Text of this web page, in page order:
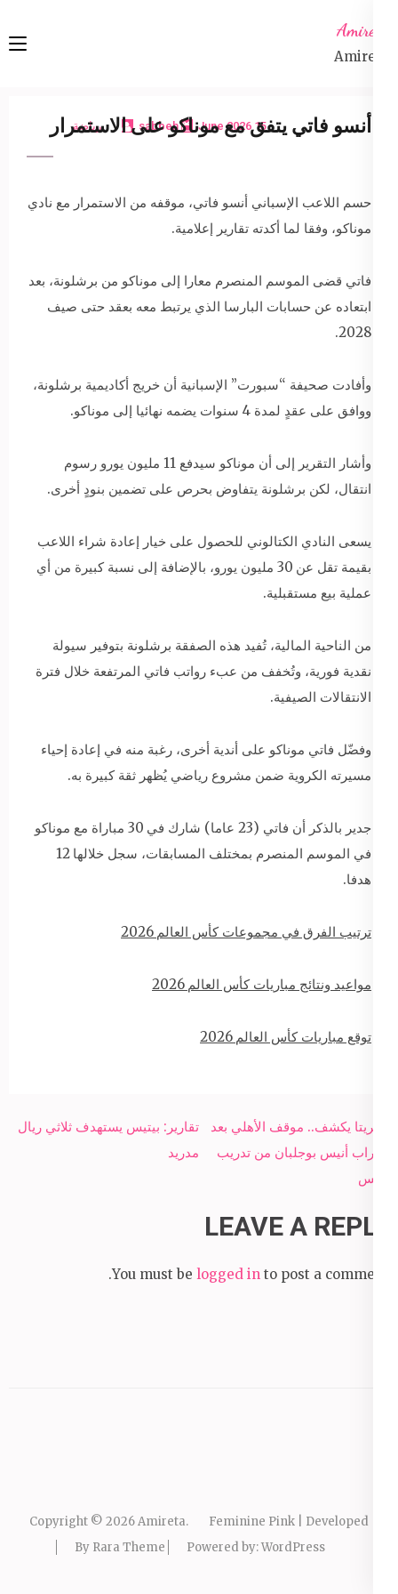
content
Enter)
Amireta
Amireta
15 June 2026
sabbeh رياضة
أنسو فاتي يتفق مع موناكو على الاستمرار
حسم اللاعب الإسباني أنسو فاتي، موقفه من الاستمرار مع نادي
موناكو، وفقا لما أكدته تقارير إعلامية.
فاتي قضى الموسم المنصرم معارا إلى موناكو من برشلونة، بعد
ابتعاده عن حسابات البارسا الذي يرتبط معه بعقد حتى صيف
2028.
وأفادت صحيفة “سبورت” الإسبانية أن خريج أكاديمية برشلونة،
ووافق على عقدٍ لمدة 4 سنوات يضمه نهائيا إلى موناكو.
وأشار التقرير إلى أن موناكو سيدفع 11 مليون يورو رسوم
انتقال، لكن برشلونة يتفاوض بحرص على تضمين بنودٍ أخرى.
يسعى النادي الكتالوني للحصول على خيار إعادة شراء اللاعب
بقيمة تقل عن 30 مليون يورو، بالإضافة إلى نسبة كبيرة من أي
عملية بيع مستقبلية.
من الناحية المالية، تُفيد هذه الصفقة برشلونة بتوفير سيولة
نقدية فورية، وتُخفف من عبء رواتب فاتي المرتفعة خلال فترة
الانتقالات الصيفية.
وفضّل فاتي موناكو على أندية أخرى، رغبة منه في إعادة إحياء
مسيرته الكروية ضمن مشروع رياضي يُظهر ثقة كبيرة به.
جدير بالذكر أن فاتي (23 عاما) شارك في 30 مباراة مع موناكو
في الموسم المنصرم بمختلف المسابقات، سجل خلالها 12
هدفا.
ترتيب الفرق في مجموعات كأس العالم 2026
مواعيد ونتائج مباريات كأس العالم 2026
توقع مباريات كأس العالم 2026
Post
navigation
تقارير: بيتيس يستهدف ثلاثي ريال
مدريد
أميريتا يكشف.. موقف الأهلي بعد
اقتراب أنيس بوجلبان من تدريب
تونس
LEAVE A REPLY
You must be logged in to post a comment.
Copyright © 2026Amireta.
Feminine Pink | Developed
By Rara Theme Powered by:WordPress